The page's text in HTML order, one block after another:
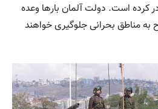
کرده است. دولت آلمان بارها وعده
مناطق بحرانی جلوگیری خواهند